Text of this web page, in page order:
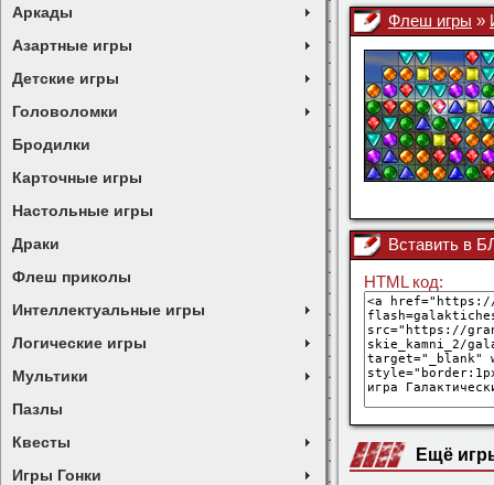
Аркады
Азартные игры
Детские игры
Головоломки
Бродилки
Карточные игры
Настольные игры
Драки
Флеш приколы
Интеллектуальные игры
Логические игры
Мультики
Пазлы
Квесты
Игры Гонки
Флеш игры »
Вставить в
HTML код:
Ещё